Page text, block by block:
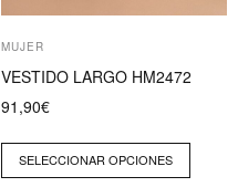
MUJER
VESTIDO LARGO HM2472
91,90€
SELECCIONAR OPCIONES
la
página
de
producto